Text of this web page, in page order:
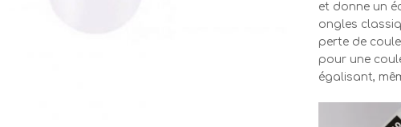
BW10
7ml
et donne un
ongles
perte de
pour une
égalisant,